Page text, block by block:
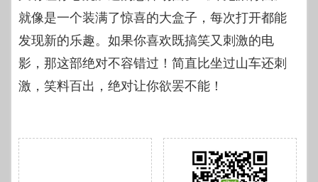
就像是一个装满了惊喜的大盒子，每次打开都能
发现新的乐趣。如果你喜欢既搞笑又刺激的电
影，那这部绝对不容错过！简直比坐过山车还刺
激，笑料百出，绝对让你欲罢不能！